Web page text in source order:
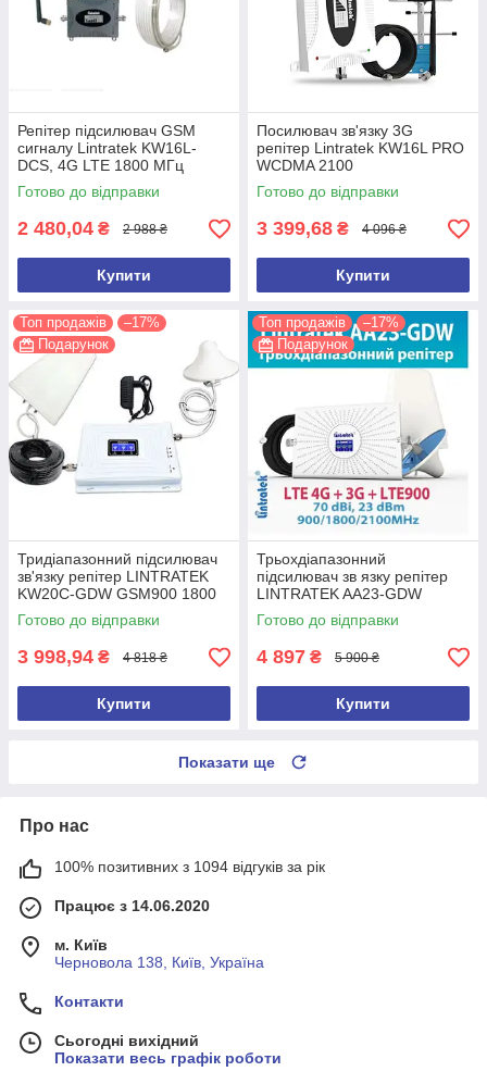
Репітер підсилювач GSM
сигналу Lintratek KW16L-
DCS, 4G LTE 1800 МГц
(повний комплект з антенами
та кабелями)
Готово до відправки
2 480,04 ₴ 2 988 ₴
Купити
Посилювач зв'язку 3G
репітер Lintratek KW16L PRO
WCDMA 2100
Готово до відправки
3 399,68 ₴ 4 096 ₴
Купити
Топ продажів
–17%
Подарунок
Тридіапазонний підсилювач
зв'язку репітер LINTRATEK
KW20C-GDW GSM900 1800
2100MHz, 20dBm 4GLTE 3G
(з антенами)
Готово до відправки
3 998,94 ₴ 4 818 ₴
Купити
Топ продажів
–17%
Подарунок
Трьохдіапазонний
підсилювач зв язку репітер
LINTRATEK AA23-GDW
GSM900 1800 2100MHz,
70dBi, 23dBm, 4G LTE 3G LT
Готово до відправки
4 897 ₴ 5 900 ₴
Купити
Показати ще
Про нас
100% позитивних з 1094 відгуків за рік
Працює з 14.06.2020
м. Київ
Черновола 138, Київ, Україна
Контакти
Сьогодні вихідний
Показати весь графік роботи